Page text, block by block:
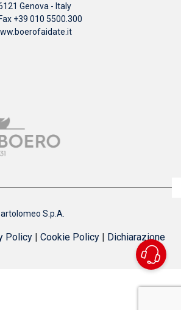
Genova - Italy
+39 010 5500.300
S.p.A.
Policy | Cookie Policy | Dichiarazione